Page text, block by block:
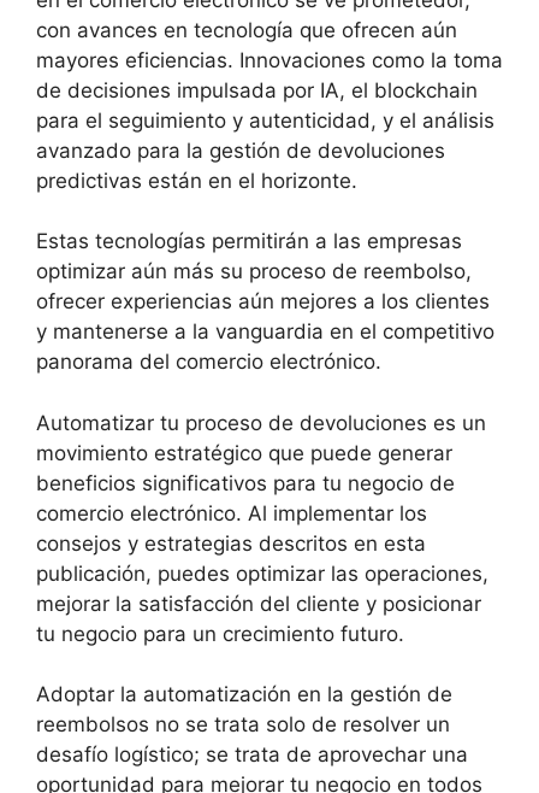
con avances en tecnología que ofrecen aún
mayores eficiencias. Innovaciones como la toma
de decisiones impulsada por IA, el blockchain
para el seguimiento y autenticidad, y el análisis
avanzado para la gestión de devoluciones
predictivas están en el horizonte.
Estas tecnologías permitirán a las empresas
optimizar aún más su proceso de reembolso,
ofrecer experiencias aún mejores a los clientes
y mantenerse a la vanguardia en el competitivo
panorama del comercio electrónico.
Automatizar tu proceso de devoluciones es un
movimiento estratégico que puede generar
beneficios significativos para tu negocio de
comercio electrónico. Al implementar los
consejos y estrategias descritos en esta
publicación, puedes optimizar las operaciones,
mejorar la satisfacción del cliente y posicionar
tu negocio para un crecimiento futuro.
Adoptar la automatización en la gestión de
reembolsos no se trata solo de resolver un
desafío logístico; se trata de aprovechar una
oportunidad para mejorar tu negocio en todos